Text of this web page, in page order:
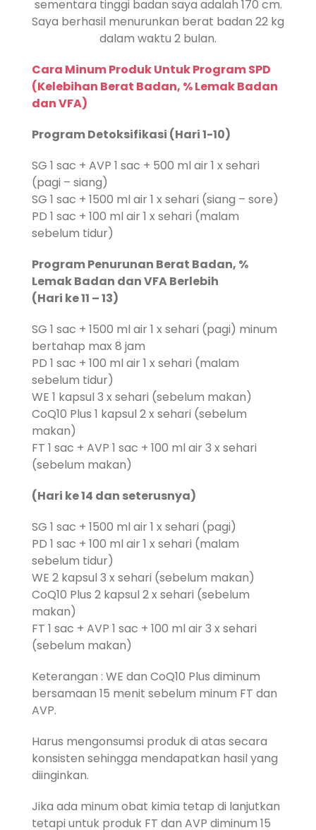
sementara tinggi badan saya adalah 170 cm.
Saya berhasil menurunkan berat badan 22 kg
dalam waktu 2 bulan.
Cara Minum Produk Untuk Program SPD
(Kelebihan Berat Badan, % Lemak Badan
dan VFA)
Program Detoksifikasi (Hari 1-10)
SG 1 sac + AVP 1 sac + 500 ml air 1 x sehari
(pagi – siang)
SG 1 sac + 1500 ml air 1 x sehari (siang – sore)
PD 1 sac + 100 ml air 1 x sehari (malam
sebelum tidur)
Program Penurunan Berat Badan, %
Lemak Badan dan VFA Berlebih
(Hari ke 11 – 13)
SG 1 sac + 1500 ml air 1 x sehari (pagi) minum
bertahap max 8 jam
PD 1 sac + 100 ml air 1 x sehari (malam
sebelum tidur)
WE 1 kapsul 3 x sehari (sebelum makan)
CoQ10 Plus 1 kapsul 2 x sehari (sebelum
makan)
FT 1 sac + AVP 1 sac + 100 ml air 3 x sehari
(sebelum makan)
(Hari ke 14 dan seterusnya)
SG 1 sac + 1500 ml air 1 x sehari (pagi)
PD 1 sac + 100 ml air 1 x sehari (malam
sebelum tidur)
WE 2 kapsul 3 x sehari (sebelum makan)
CoQ10 Plus 2 kapsul 2 x sehari (sebelum
makan)
FT 1 sac + AVP 1 sac + 100 ml air 3 x sehari
(sebelum makan)
Keterangan : WE dan CoQ10 Plus diminum
bersamaan 15 menit sebelum minum FT dan
AVP.
Harus mengonsumsi produk di atas secara
konsisten sehingga mendapatkan hasil yang
diinginkan.
Jika ada minum obat kimia tetap di lanjutkan
tetapi untuk produk FT dan AVP diminum 15